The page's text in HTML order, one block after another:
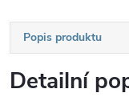
Popis produktu
Detailní